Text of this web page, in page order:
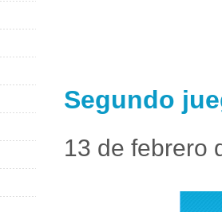
Segundo
13 de febrero